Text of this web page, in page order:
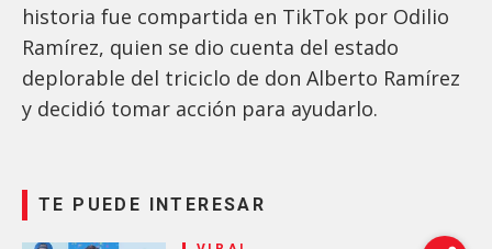
historia fue compartida en TikTok por Odilio
Ramírez, quien se dio cuenta del estado
deplorable del triciclo de don Alberto Ramírez
y decidió tomar acción para ayudarlo.
TE PUEDE INTERESAR